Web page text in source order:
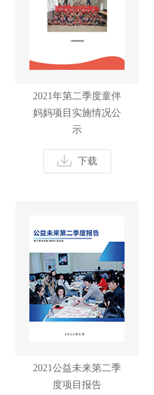
2021年第二季度童伴
妈妈项目实施情况公
示
下载
2021公益未来第二季
度项目报告